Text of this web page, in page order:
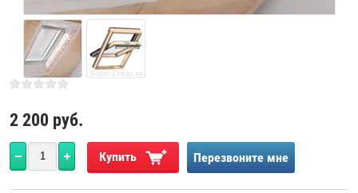
2 200 руб.
Купить Перезвоните мне